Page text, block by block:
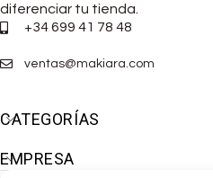
diferenciar tu tienda.
+34 699 41 78 48
ventas@makiara.com
CATEGORÍAS
EMPRESA